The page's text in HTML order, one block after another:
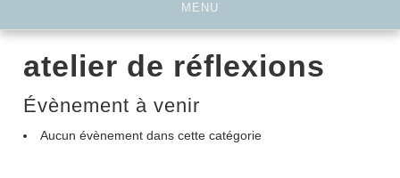
MENU
atelier de réflexions
Évènement à venir
Aucun évènement dans cette catégorie